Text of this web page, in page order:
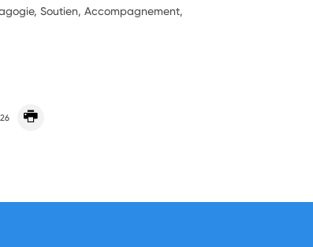
Soutien, Accompagnement,